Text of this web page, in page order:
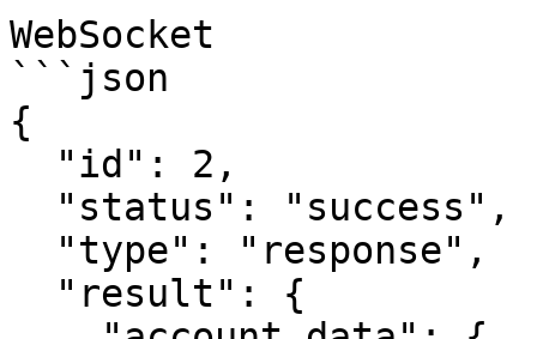
WebSocket
```json
{